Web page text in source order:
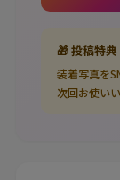
🎁 投稿特典
装着写真を
次回お使い